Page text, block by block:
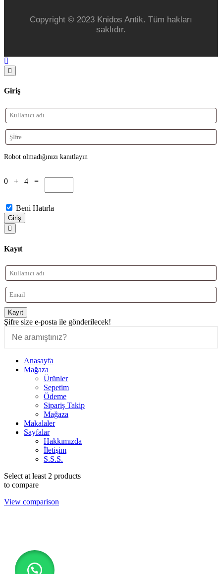
Copyright © 2023 Knidos Antik. Tüm hakları
saklıdır.
Giriş
Robot olmadığınızı kanıtlayın
0 + 4 =
Beni Hatırla
Giriş
Kayıt
Kayıt
Şifre size e-posta ile gönderilecek!
Anasayfa
Mağaza
Ürünler
Sepetim
Ödeme
Sipariş Takip
Mağaza
Makalaler
Sayfalar
Hakkımızda
İletişim
S.S.S.
Select at least 2 products
to compare
View comparison